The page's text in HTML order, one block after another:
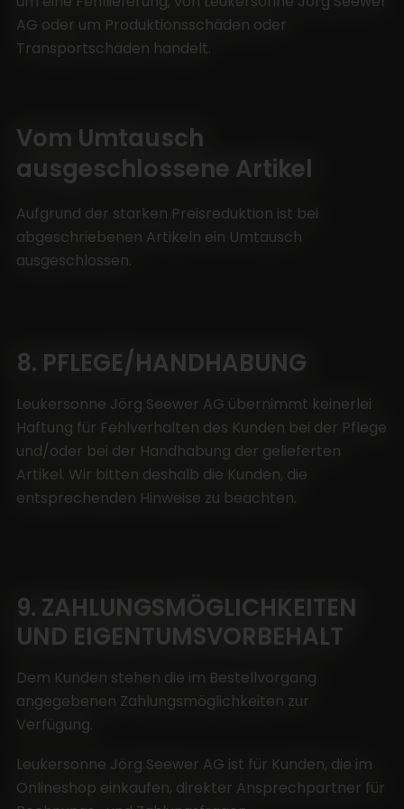
AG oder um Produktionsschäden oder
Transportschäden handelt.
Vom Umtausch
ausgeschlossene Artikel
Aufgrund der starken Preisreduktion ist bei
abgeschriebenen Artikeln ein Umtausch
ausgeschlossen.
8. PFLEGE/HANDHABUNG
Leukersonne Jörg Seewer AG übernimmt keinerlei
Haftung für Fehlverhalten des Kunden bei der Pflege
und/oder bei der Handhabung der gelieferten
Artikel. Wir bitten deshalb die Kunden, die
entsprechenden Hinweise zu beachten.
9. ZAHLUNGSMÖGLICHKEITEN
UND EIGENTUMSVORBEHALT
Dem Kunden stehen die im Bestellvorgang
angegebenen Zahlungsmöglichkeiten zur
Verfügung.
Leukersonne Jörg Seewer AG ist für Kunden, die im
Onlineshop einkaufen, direkter Ansprechpartner für